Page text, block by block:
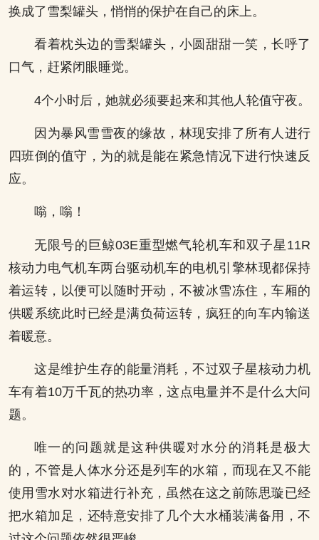
换成了雪梨罐头，悄悄的保护在自己的床上。
看着枕头边的雪梨罐头，小圆甜甜一笑，长呼了
口气，赶紧闭眼睡觉。
4个小时后，她就必须要起来和其他人轮值守夜。
因为暴风雪雪夜的缘故，林现安排了所有人进行
四班倒的值守，为的就是能在紧急情况下进行快速反
应。
嗡，嗡！
无限号的巨鲸03E重型燃气轮机车和双子星11R
核动力电气机车两台驱动机车的电机引擎林现都保持
着运转，以便可以随时开动，不被冰雪冻住，车厢的
供暖系统此时已经是满负荷运转，疯狂的向车内输送
着暖意。
这是维护生存的能量消耗，不过双子星核动力机
车有着10万千瓦的热功率，这点电量并不是什么大问
题。
唯一的问题就是这种供暖对水分的消耗是极大
的，不管是人体水分还是列车的水箱，而现在又不能
使用雪水对水箱进行补充，虽然在这之前陈思璇已经
把水箱加足，还特意安排了几个大水桶装满备用，不